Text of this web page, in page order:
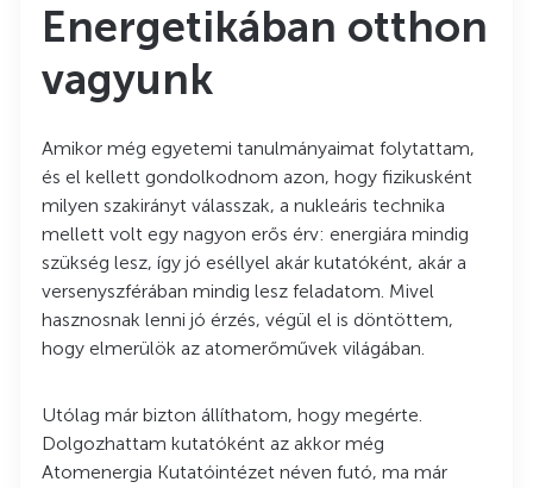
Energetikában otthon
vagyunk
Amikor még egyetemi tanulmányaimat folytattam,
és el kellett gondolkodnom azon, hogy fizikusként
milyen szakirányt válasszak, a nukleáris technika
mellett volt egy nagyon erős érv: energiára mindig
szükség lesz, így jó eséllyel akár kutatóként, akár a
versenyszférában mindig lesz feladatom. Mivel
hasznosnak lenni jó érzés, végül el is döntöttem,
hogy elmerülök az atomerőművek világában.
Utólag már bizton állíthatom, hogy megérte.
Dolgozhattam kutatóként az akkor még
Atomenergia Kutatóintézet néven futó, ma már